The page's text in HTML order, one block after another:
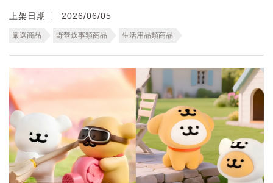
上架日期 2026/06/05
嚴選商品 野營炊事類商品 生活用品類商品